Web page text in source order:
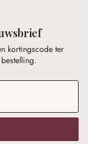
kortingscode ter